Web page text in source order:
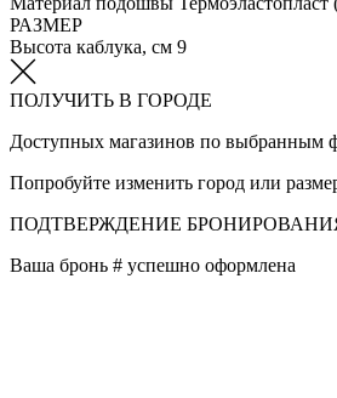
РАЗМЕР
Высота каблука, см 9
ПОЛУЧИТЬ В ГОРОДЕ
Доступных магазинов по выбранным
Попробуйте изменить город или
ПОДТВЕРЖДЕНИЕ
Ваша бронь # успешно оформлена